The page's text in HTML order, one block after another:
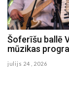
Šoferīšu ballē
mūzikas
julijs 24 , 2026